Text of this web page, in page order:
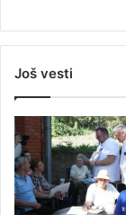
Još vesti